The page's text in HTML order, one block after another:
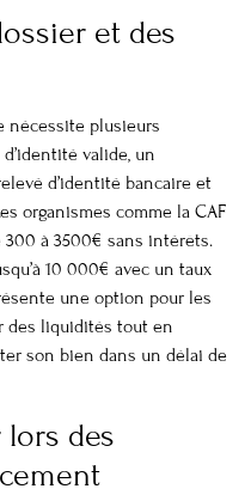
et des
nécessite plusieurs
valide, un
d’identité bancaire et
organismes comme la CAF
à 3500€ sans intérêts.
10 000€ avec un taux
une option pour les
des liquidités tout en
son bien dans un délai de
des